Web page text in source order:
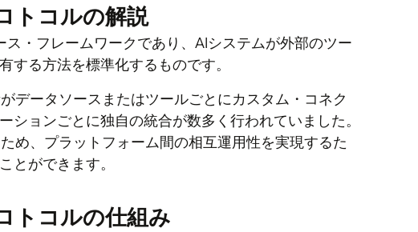
トコルの解説
・フレームワークであり、AIシステムが外部のツー
する方法を標準化するものです。
データソースまたはツールごとにカスタム・コネク
ョンごとに独自の統合が数多く行われていました。
め、プラットフォーム間の相互運用性を実現するた
とができます。
トコルの仕組み